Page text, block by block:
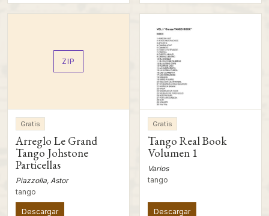
ZIP
Gratis
Arreglo Le Grand
Tango Johstone
Particellas
Piazzolla, Astor
tango
Descargar
Gratis
Tango Real Book
Volumen 1
Varios
tango
Descargar